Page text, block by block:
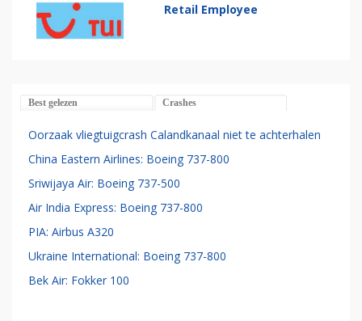
Retail Employee
Best gelezen Crashes
Oorzaak vliegtuigcrash Calandkanaal niet te achterhalen
China Eastern Airlines: Boeing 737-800
Sriwijaya Air: Boeing 737-500
Air India Express: Boeing 737-800
PIA: Airbus A320
Ukraine International: Boeing 737-800
Bek Air: Fokker 100